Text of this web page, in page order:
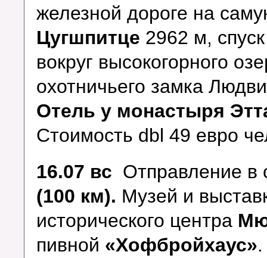
железной дороге на
Цугшпитце 2962 м,
вокруг высокогорного
охотничьего замка
Отель у монастыря
Стоимость dbl 49 евро
16.07 вс Отправление в
(100 км). Музей и
исторического центра
пивной «Хофбройхаус»